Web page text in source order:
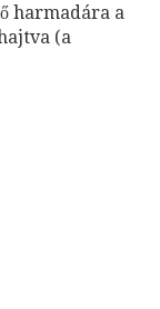
harmadára a
(a